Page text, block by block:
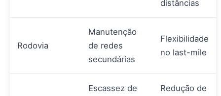
distâncias
Rodovia
Manutenção
de redes
secundárias
Flexibilidade
no last-mile
Escassez de
Redução de